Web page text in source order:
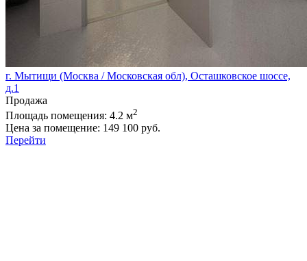
г. Мытищи (Москва / Московская обл), Осташковское шоссе,
д.1
Продажа
Площадь помещения: 4.2 м2
Цена за помещение: 149 100 руб.
Перейти